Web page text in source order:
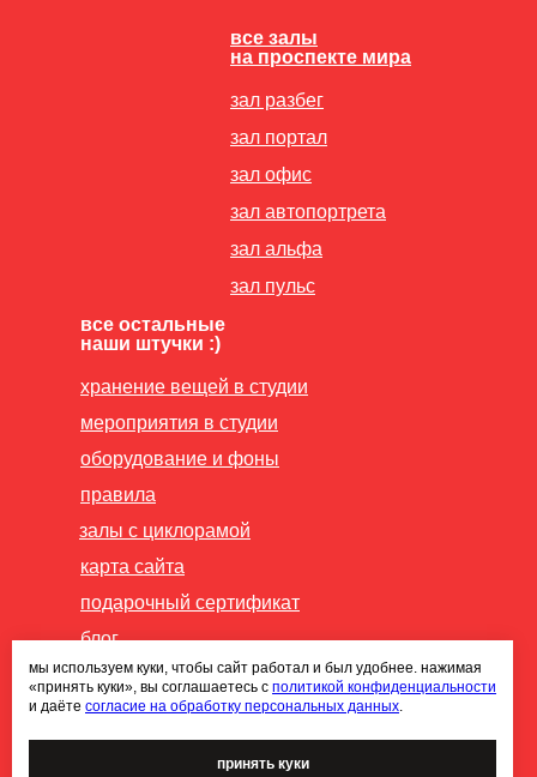
мы используем куки, чтобы сайт работал и был удобнее. нажимая
«принять куки», вы соглашаетесь с политикой конфиденциальности
и даёте согласие на обработку персональных данных.
принять куки
политика конфиденциальности
согласие на обработку
персональных данных
блог
карта сайта
подарочный сертификат
хранение вещей в студии
мероприятия в студии
залы с циклорамой
публичная оферта
оборудование и фоны
правила
все остальные
наши штучки :)
зал разбег
зал портал
зал альфа
зал пульс
зал офис
зал автопортрета
все залы
на проспекте мира